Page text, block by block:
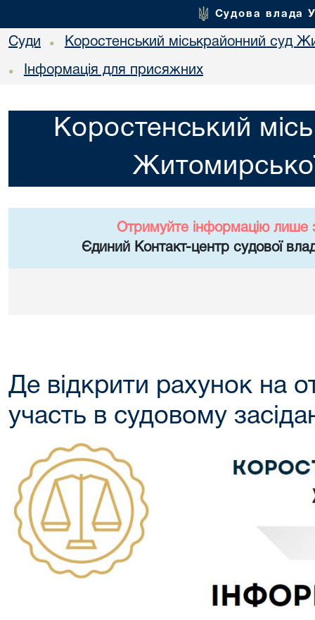
Судова влада
Суди • Коростенський міськрайонний суд
• Інформація для присяжних
Коростенський
Отримуйте інформацію лише
Єдиний Контакт-центр судової
Де відкрити рахунок на
участь в судовому